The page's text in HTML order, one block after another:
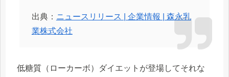
出典： ニュースリリース | 企業情報 | 森永乳
業株式会社
低糖質（ローカーボ）ダイエットが登場してそれな